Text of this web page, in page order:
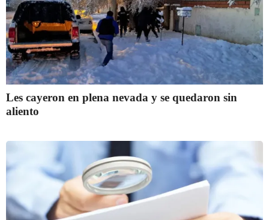
Les cayeron en plena nevada y se quedaron sin
aliento